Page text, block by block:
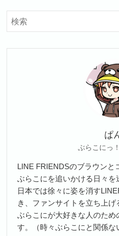
ぱ
ぶらこにっ
LINE FRIENDSのブラウンと
ぶらこにを追いかける日々を
日本では徐々に姿を消す
き、ファンサイトを立ち上げ
ぶらこにが大好きな人のた
す。（時々ぶらこにと関係な